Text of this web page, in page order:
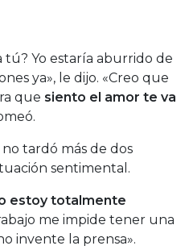
tú? Yo estaría aburrido de
ya», le dijo. «Creo que
que siento el amor te va
tardó más de dos
sentimental.
estoy totalmente
me impide tener una
invente la prensa».